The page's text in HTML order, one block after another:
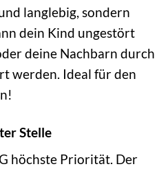
langlebig, sondern
dein Kind ungestört
deine Nachbarn durch
werden. Ideal für den
Stelle
höchste Priorität. Der